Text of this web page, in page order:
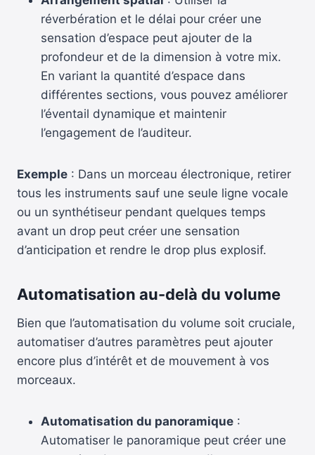
réverbération et le délai pour créer une
sensation d’espace peut ajouter de la
profondeur et de la dimension à votre mix.
En variant la quantité d’espace dans
différentes sections, vous pouvez améliorer
l’éventail dynamique et maintenir
l’engagement de l’auditeur.
Exemple : Dans un morceau électronique, retirer
tous les instruments sauf une seule ligne vocale
ou un synthétiseur pendant quelques temps
avant un drop peut créer une sensation
d’anticipation et rendre le drop plus explosif.
Automatisation au-delà du volume
Bien que l’automatisation du volume soit cruciale,
automatiser d’autres paramètres peut ajouter
encore plus d’intérêt et de mouvement à vos
morceaux.
Automatisation du panoramique :
Automatiser le panoramique peut créer une